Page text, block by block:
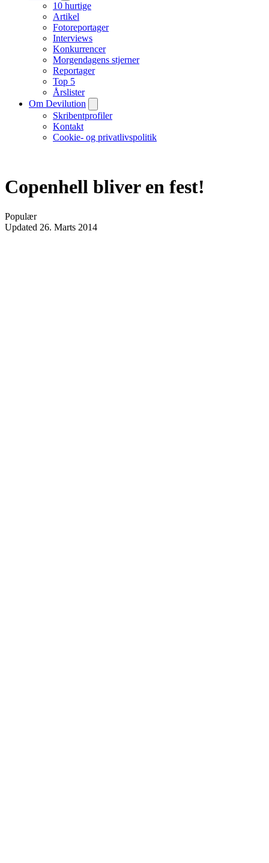
10 hurtige
Artikel
Fotoreportager
Interviews
Konkurrencer
Morgendagens stjerner
Reportager
Top 5
Årslister
Om Devilution
Skribentprofiler
Kontakt
Cookie- og privatlivspolitik
Copenhell bliver en fest!
Populær
Updated 26. Marts 2014